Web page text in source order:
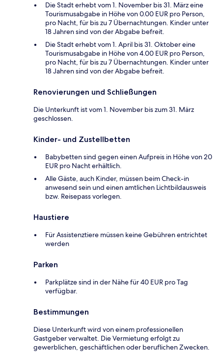
Die Stadt erhebt vom 1. November bis 31. März eine
Tourismusabgabe in Höhe von 0.00 EUR pro Person,
pro Nacht, für bis zu 7 Übernachtungen. Kinder unter
18 Jahren sind von der Abgabe befreit.
Die Stadt erhebt vom 1. April bis 31. Oktober eine
Tourismusabgabe in Höhe von 4.00 EUR pro Person,
pro Nacht, für bis zu 7 Übernachtungen. Kinder unter
18 Jahren sind von der Abgabe befreit.
Renovierungen und Schließungen
Die Unterkunft ist vom 1. November bis zum 31. März
geschlossen.
Kinder- und Zustellbetten
Babybetten sind gegen einen Aufpreis in Höhe von 20
EUR pro Nacht erhältlich.
Alle Gäste, auch Kinder, müssen beim Check-in
anwesend sein und einen amtlichen Lichtbildausweis
bzw. Reisepass vorlegen.
Haustiere
Für Assistenztiere müssen keine Gebühren entrichtet
werden
Parken
Parkplätze sind in der Nähe für 40 EUR pro Tag
verfügbar.
Bestimmungen
Diese Unterkunft wird von einem professionellen
Gastgeber verwaltet. Die Vermietung erfolgt zu
gewerblichen, geschäftlichen oder beruflichen Zwecken.